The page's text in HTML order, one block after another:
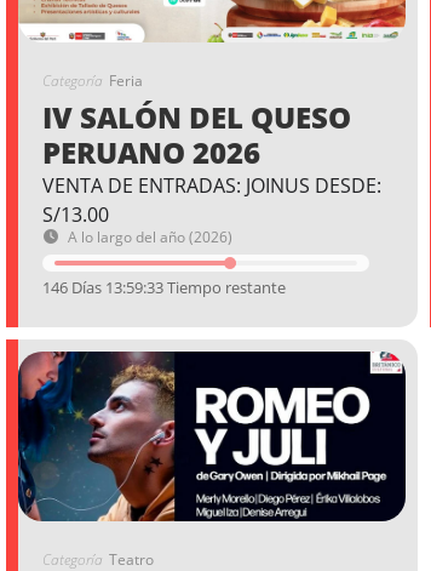
Categoría Feria
IV SALÓN DEL QUESO
PERUANO 2026
VENTA DE ENTRADAS: JOINUS DESDE:
S/13.00
A lo largo del año (2026)
146 Días 13:59:32 Tiempo restante
Categoría Teatro